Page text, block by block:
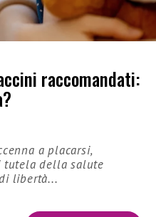
raccomandati:
a placarsi,
tutela della salute
libertà...